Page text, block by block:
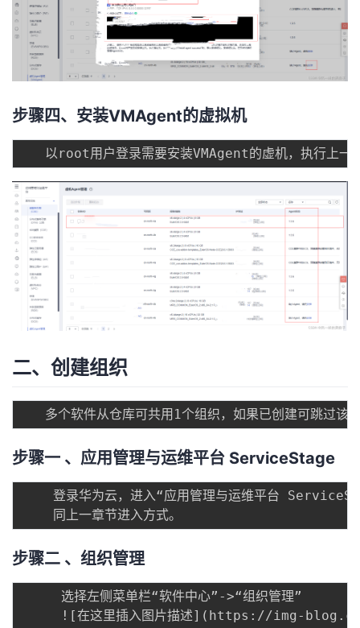
学
堂
的
课
程
我
的
认
证
我
的
实
验
我
的
收
藏
持
我
的
技
支
持
我
的
声
建
议
步骤四、安装VMAgent的虚拟机
二、创建组织
步骤一 、应用管理与运维平台 ServiceStage
登录华为云，进入“应用管理与运维平台
步骤二 、组织管理
     选择左侧菜单栏“软件中心”->“组织管理”